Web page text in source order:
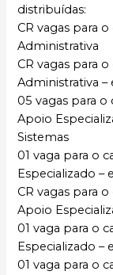
distribuídas:
CR vagas para
Administrativa
CR vagas para
Administrativa –
05 vagas para o
Apoio
Sistemas
01 vaga para o
Especializado –
CR vagas para
Apoio
01 vaga para o
Especializado –
01 vaga para o